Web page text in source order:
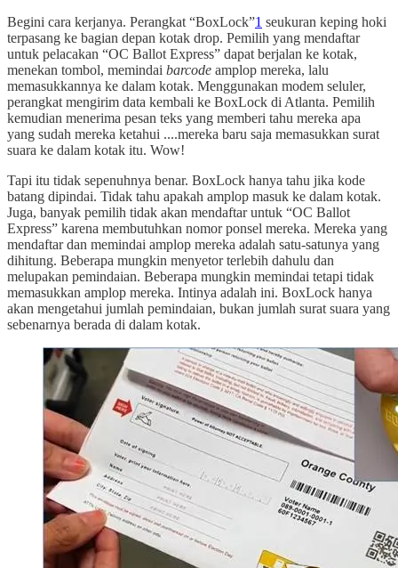
Begini cara kerjanya. Perangkat “BoxLock”1 seukuran keping hoki
terpasang ke bagian depan kotak drop. Pemilih yang mendaftar
untuk pelacakan “OC Ballot Express” dapat berjalan ke kotak,
menekan tombol, memindai barcode amplop mereka, lalu
memasukkannya ke dalam kotak. Menggunakan modem seluler,
perangkat mengirim data kembali ke BoxLock di Atlanta. Pemilih
kemudian menerima pesan teks yang memberi tahu mereka apa
yang sudah mereka ketahui ....mereka baru saja memasukkan surat
suara ke dalam kotak itu. Wow!
Tapi itu tidak sepenuhnya benar. BoxLock hanya tahu jika kode
batang dipindai. Tidak tahu apakah amplop masuk ke dalam kotak.
Juga, banyak pemilih tidak akan mendaftar untuk “OC Ballot
Express” karena membutuhkan nomor ponsel mereka. Mereka yang
mendaftar dan memindai amplop mereka adalah satu-satunya yang
dihitung. Beberapa mungkin menyetor terlebih dahulu dan
melupakan pemindaian. Beberapa mungkin memindai tetapi tidak
memasukkan amplop mereka. Intinya adalah ini. BoxLock hanya
akan mengetahui jumlah pemindaian, bukan jumlah surat suara yang
sebenarnya berada di dalam kotak.